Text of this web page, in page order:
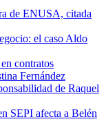
de ENUSA, citada
el caso Aldo
contratos
Fernández
de Raquel
SEPI afecta a Belén